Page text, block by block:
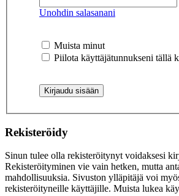
Unohdin salasanani
Muista minut
Piilota käyttäjätunnukseni tällä
Rekisteröidy
Sinun tulee olla rekisteröitynyt voidaksesi
Rekisteröityminen vie vain hetken, mutta
mahdollisuuksia. Sivuston ylläpitäjä voi
rekisteröityneille käyttäjille. Muista lukea